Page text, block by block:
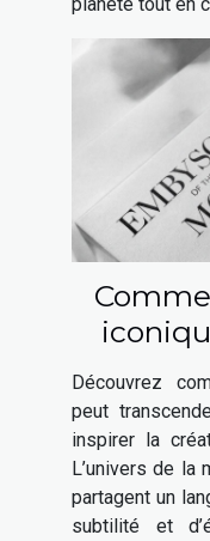
Découvrez
peut
inspirer la
L’univers de la
partagent un
subtilité et